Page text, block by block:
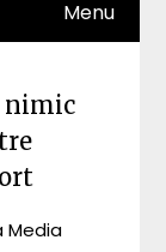
Menu
nimic
Media